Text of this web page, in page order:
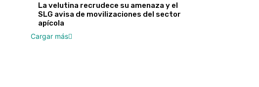
La velutina recrudece su amenaza y el
SLG avisa de movilizaciones del sector
apícola
Cargar más